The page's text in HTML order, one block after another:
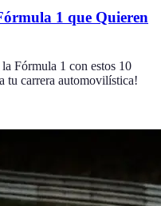
1 que Quieren
Fórmula 1 con estos 10
tu carrera automovilística!